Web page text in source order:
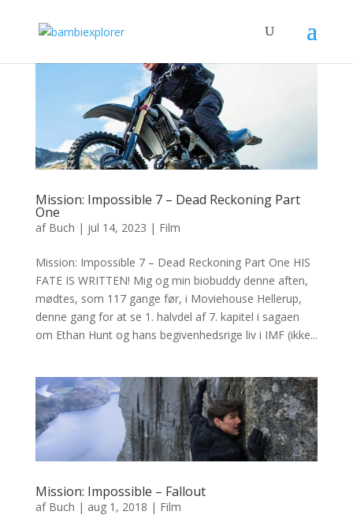
Mission: Impossible 7 – Dead Reckoning Part
One
af Buch | jul 14, 2023 | Film
Mission: Impossible 7 – Dead Reckoning Part One HIS
FATE IS WRITTEN! Mig og min biobuddy denne aften,
mødtes, som 117 gange før, i Moviehouse Hellerup,
denne gang for at se 1. halvdel af 7. kapitel i sagaen
om Ethan Hunt og hans begivenhedsrige liv i IMF (ikke...
Mission: Impossible – Fallout
af Buch | aug 1, 2018 | Film